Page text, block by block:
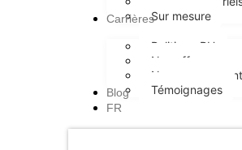
Sur mesure
Carrières
Politique RH
Nos offres
Nos
Témoignages
Blog
FR